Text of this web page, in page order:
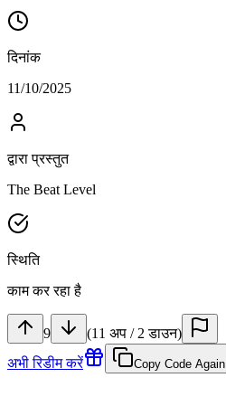
दिनांक
11/10/2025
द्वारा प्रस्तुत
The Beat Level
स्थिति
काम कर रहा है
9 (11 अप / 2 डाउन)
अभी रिडीम करें
Copy Code Again